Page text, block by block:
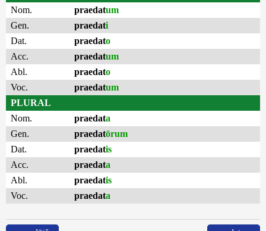
Nom.
praedatum
Gen.
praedati
Dat.
praedato
Acc.
praedatum
Abl.
praedato
Voc.
praedatum
PLURAL
Nom.
praedata
Gen.
praedatōrum
Dat.
praedatis
Acc.
praedata
Abl.
praedatis
Voc.
praedata